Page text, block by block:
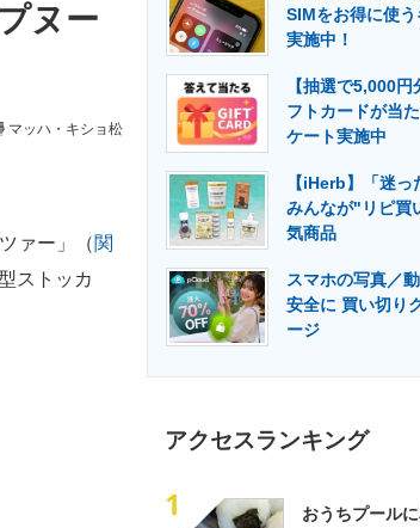
製造業のIT導入・活用を支援
エネルギーの専門メディア 建設×テクノロ
ヌー
マッハ・キショ松
ァー」（関
ストッカ
SIMをお得に使
実施中！
【抽選で5,000
フトカードが当
ケート実施中
【iHerb】「迷っ
みんなが"リピ買
気商品
スマホの写真／
安全に 買い切り
ージ
アクセスランキング
1
おうちプール